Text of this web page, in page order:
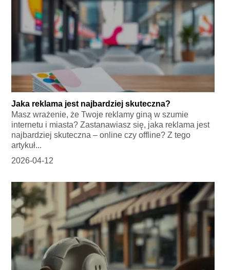
Jaka reklama jest najbardziej skuteczna?
Masz wrażenie, że Twoje reklamy giną w szumie
internetu i miasta? Zastanawiasz się, jaka reklama jest
najbardziej skuteczna – online czy offline? Z tego
artykuł...
2026-04-12